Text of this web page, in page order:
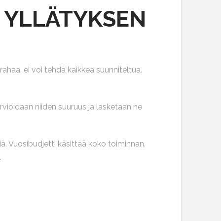
ei voi tehdä kaikkea suunniteltua.
niiden suuruus ja lasketaan ne
Vuosibudjetti käsittää koko toiminnan.